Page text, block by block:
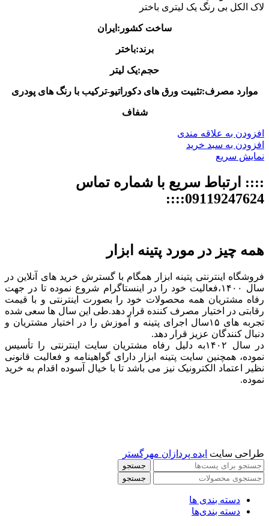
لاک الکل بی رنگ یک لیتری باختر
ساخت کشور:ایران
برند:باختر
حجم:یک لیتر
موارد مصرف:تثبیت ورق های دکوراتیو-ترکیب با رنگ های پودری
شفاف
افزودن به علاقه مندی
افزودن به سبد خرید
نمایش سریع
:::: ارتباط سریع با شماره تماس
09119247624::::
همه چیز در مورد پتینه ابزار
فروشگاه اینترنتی پتینه ابزار همگام با گسترش خرید های آنلاین در
سال ۱۴۰۰،فعالیت خود را در اینستاگرام شروع نموده تا در جهت
رفاه مشتریان همه محصولات خود را بصورت اینترنتی و با قیمت
رقابتی در اختیار مصرف کننده قرار دهد.طی این سال ها سعی شده
تجربه های ۱۵سال اجرای پتینه و آموزش را در اختیار مشتریان و
دنبال کنندگان عزیز قرار دهد.
در سال ۱۴۰۲به دلیل رفاه مشتریان سایت اینترنتی را تأسیس
نموده، همچنین سایت پتینه ابزار دارای گواهینامه و فعالیت قانونی
نظیر اعتماد الکترونیک نیز می باشد تا با خیال آسوده اقدام به خرید
نموده.
طراحی سایت ایده پردازان مهرگستر
جستجو
جستجو
دسته بندی ها
دسته بندی‌ها